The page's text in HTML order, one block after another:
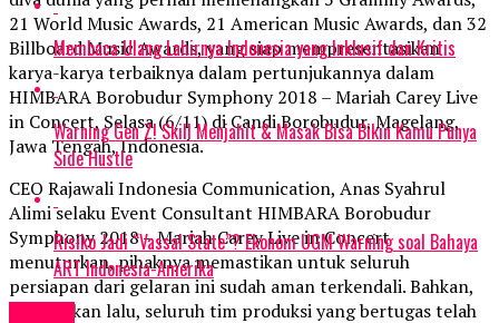
21 World Music Awards, 21 American Music Awards, dan 32
Billboard Music Awards, yang siap mempresentasikan
karya-karya terbaiknya dalam pertunjukannya dalam
HIMBARA Borobudur Symphony 2018 – Mariah Carey Live
in Concert, Selasa (6/11) di Candi Borobudur, Magelang,
Jawa Tengah, Indonesia.
CEO Rajawali Indonesia Communication, Anas Syahrul
Alimi selaku Event Consultant HIMBARA Borobudur
Symphony 2018 – Mariah Carey Live in Concert
menuturkan, pihaknya memastikan untuk seluruh
persiapan dari gelaran ini sudah aman terkendali. Bahkan,
sejak pekan lalu, seluruh tim produksi yang bertugas telah
Membaca Ulang Lahirnya Indonesia yang Inklusif dan Kritis
Warning Gen Z! Skill Menjahit & Masak Bisa Bikin Kamu Punya
Side Hustle
Risiko Jadi “Vassal State”? Ekonom UGM Warning soal Bahaya
ART Indonesia-Amerika